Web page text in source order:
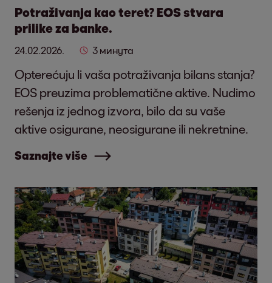
Potraživanja kao teret? EOS stvara
prilike za banke.
24.02.2026. 3 минута
Opterećuju li vaša potraživanja bilans stanja?
EOS preuzima problematične aktive. Nudimo
rešenja iz jednog izvora, bilo da su vaše
aktive osigurane, neosigurane ili nekretnine.
Saznajte više